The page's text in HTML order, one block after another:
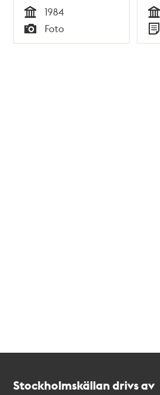
Tid
1984
Typ
Foto Tid
Typ
Stockholmskällan drivs av